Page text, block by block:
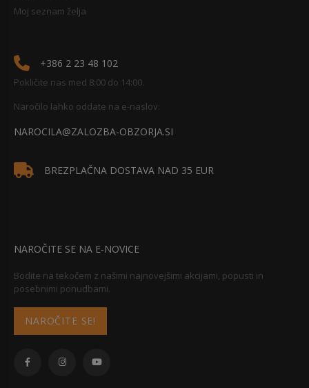
Moj seznam želja
+386 2 23 48 102
Pokličite nas med 8:00 do 14:00.
Naročilo lahko oddate na e-naslov:
NAROCILA@ZALOZBA-OBZORJA.SI
BREZPLAČNA DOSTAVA NAD 35 EUR
NAROČITE SE NA E-NOVICE
Bodite na tekočem z našimi najnovejšimi akcijami, popusti in
posebnimi ponudbami.
NAROČITE SE!